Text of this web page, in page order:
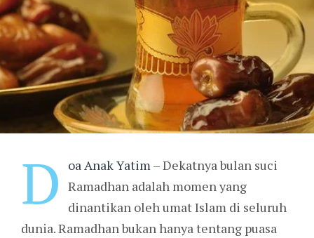
D oa Anak Yatim– Dekatnya bulan suci
Ramadhan adalah momen yang
dinantikan oleh umat Islam di seluruh
dunia. Ramadhan bukan hanya tentang puasa